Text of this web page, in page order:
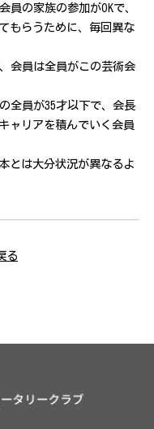
員の家族の参加がOKで、
もらうために、毎回異な
会員は全員がこの芸術会
全員が35才以下で、会長
ャリアを積んでいく会員
とは大分状況が異なるよ
る